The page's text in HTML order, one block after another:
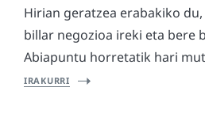
Hirian geratzea erabakiko
billar negozioa ireki eta bere
Abiapuntu horretatik hari
IRAKURRI